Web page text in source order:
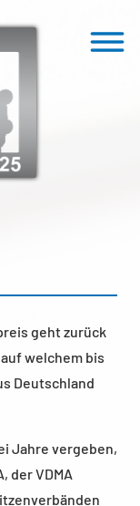
Menu
geht zurück
welchem bis
Deutschland
Jahre vergeben,
der VDMA